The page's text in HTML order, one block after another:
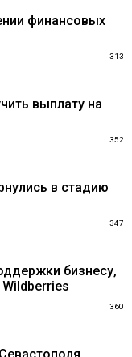
финансовых
313
выплату на
352
в стадию
347
бизнесу,
360